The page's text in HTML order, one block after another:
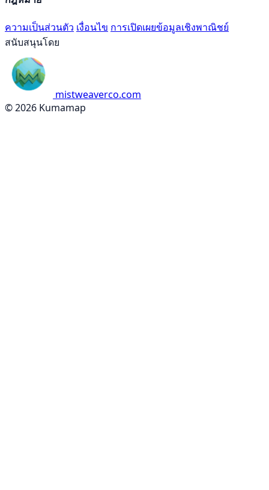
ความเป็นส่วนตัว เงื่อนไข การเปิดเผยข้อมูลเชิงพาณิชย์
สนับสนุนโดย
mistweaverco.com
© 2026 Kumamap